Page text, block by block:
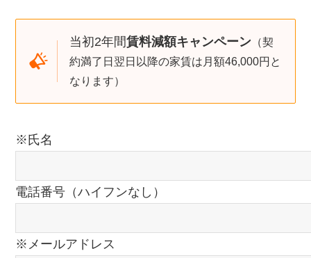
当初2年間賃料減額キャンペーン（契
約満了日翌日以降の家賃は月額46,000円と
なります）
※氏名
電話番号（ハイフンなし）
※メールアドレス